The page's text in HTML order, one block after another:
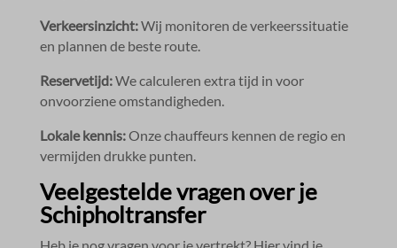
Verkeersinzicht:Wij monitoren de verkeerssituatie
en plannen de beste route.​
Reservetijd:We calculeren extra tijd in voor
onvoorziene omstandigheden.​
Lokale kennis:Onze chauffeurs kennen de regio en
vermijden drukke punten.​
Veelgestelde vragen over je
Schipholtransfer
Heb je nog vragen voor je vertrekt? Hier vind je